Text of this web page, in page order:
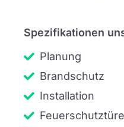
Spezifikationen
Planung
Brandschutz
Installation